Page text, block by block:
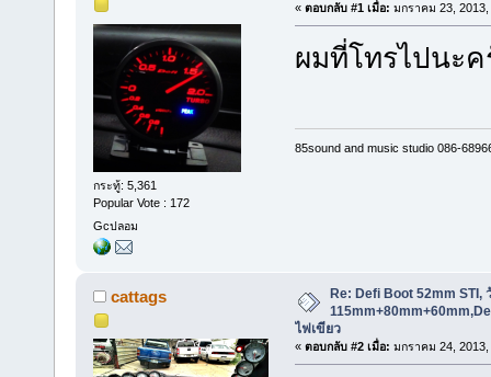
กระทู้: 5,361
Popular Vote : 172
Gcปลอม
« ตอบกลับ #1 เมื่อ: มกราคม 23, 2013,
ผมที่โทรไปนะค
85sound and music studio 086-
cattags
Re: Defi Boot 52mm STI,
ไฟเขียว
« ตอบกลับ #2 เมื่อ: มกราคม 24, 2013,